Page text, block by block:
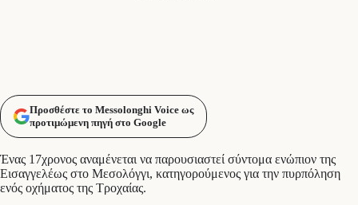
Προσθέστε το Messolonghi Voice ως
προτιμώμενη πηγή στο Google
Ένας 17χρονος αναμένεται να παρουσιαστεί σύντομα ενώπιον της
Εισαγγελέως στο Μεσολόγγι, κατηγορούμενος για την πυρπόληση
ενός οχήματος της Τροχαίας.